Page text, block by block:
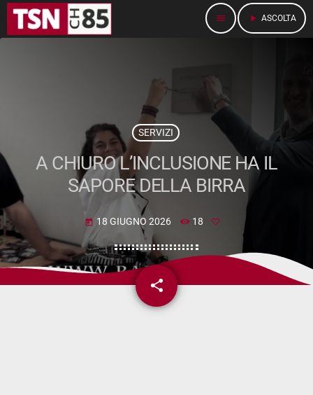
menu play_arrow ASCOLTA
SERVIZI
A CHIURO L’INCLUSIONE HA IL
SAPORE DELLA BIRRA
today 18 GIUGNO 2026 18
share
email